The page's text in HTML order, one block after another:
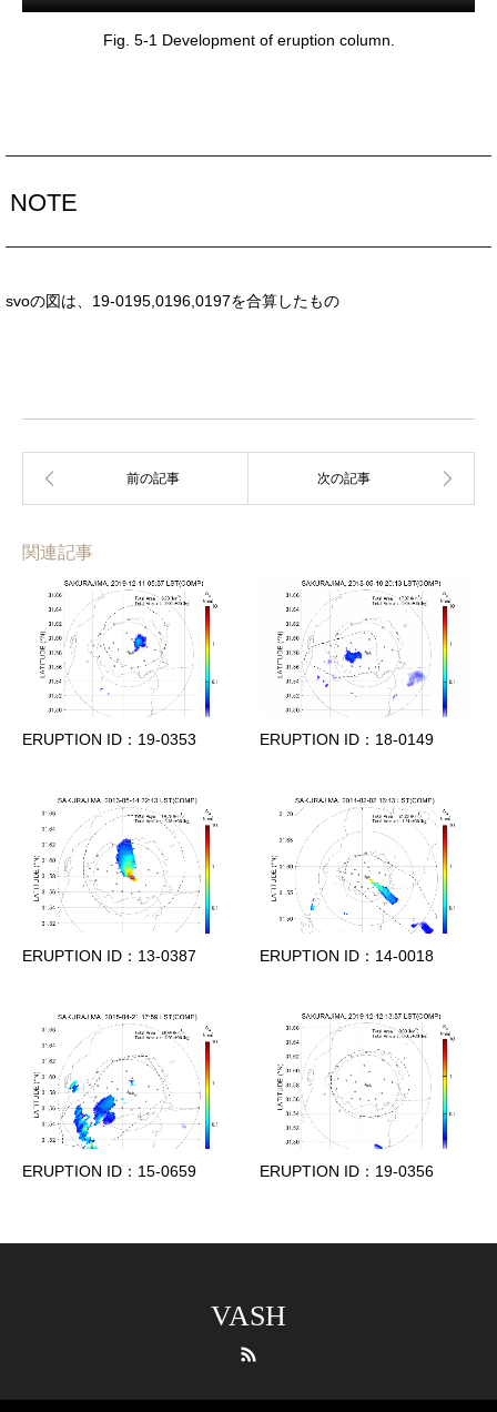
Fig. 5-1 Development of eruption column.
NOTE
svoの図は、19-0195,0196,0197を合算したもの
関連記事
ERUPTION ID：19-0353 ERUPTION ID：18-0149
ERUPTION ID：13-0387 ERUPTION ID：14-0018
ERUPTION ID：15-0659 ERUPTION ID：19-0356
VASH